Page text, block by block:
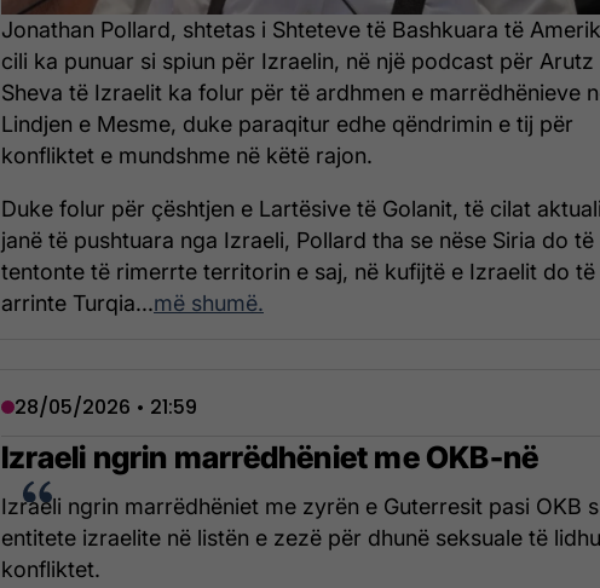
Jonathan Pollard, shtetas i Shteteve të Bashkuara të
cili ka punuar si spiun për Izraelin, në një podcast për Arutz
Sheva të Izraelit ka folur për të ardhmen e marrëdhënieve
Lindjen e Mesme, duke paraqitur edhe qëndrimin e tij për
konfliktet e mundshme në këtë rajon.
Duke folur për çështjen e Lartësive të Golanit, të cilat
janë të pushtuara nga Izraeli, Pollard tha se nëse Siria do të
tentonte të rimerrte territorin e saj, në kufijtë e Izraelit do të
arrinte Turqia...më shumë.
28/05/2026 • 21:59
Izraeli ngrin marrëdhëniet me OKB-në
Izraeli ngrin marrëdhëniet me zyrën e Guterresit pasi OKB
entitete izraelite në listën e zezë për dhunë seksuale të
konfliktet.